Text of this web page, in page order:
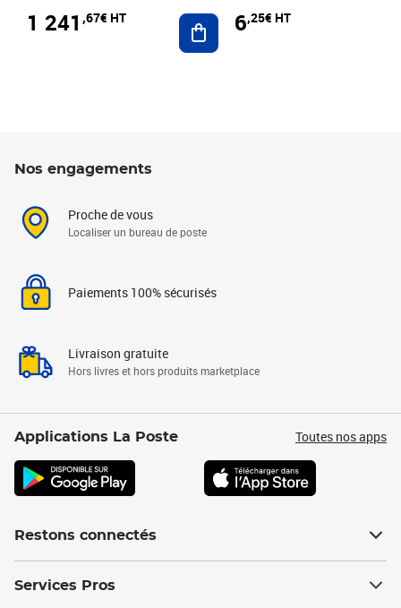
1 241 ,67€ HT Ajouter au panier
6,25€ HT
Nos engagements
Proche de vous
Localiser un bureau de poste
Paiements 100% sécurisés
Livraison gratuite
Hors livres et hors produits marketplace
Applications La Poste Toutes nos apps
Restons connectés
Services Pros